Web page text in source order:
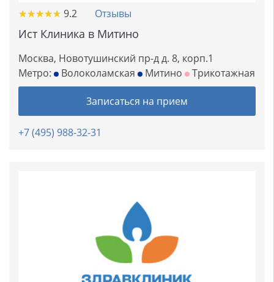
★★★★★
★★★★★ 9.2 Отзывы
Ист Клиника в Митино
Москва, Новотушинский пр-д д. 8, корп.1
Метро:
Волоколамская Митино Трикотажная
Записаться на прием
+7 (495) 988-32-31